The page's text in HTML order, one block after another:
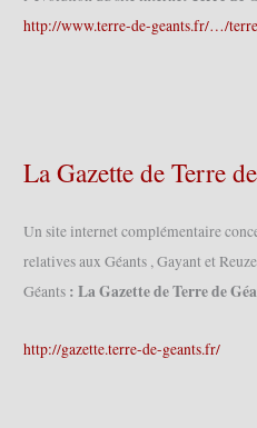
http://www.terre-de-geants.fr/…/
La Gazette de Terre
Un site internet complémentaire
relatives aux Géants , Gayant et
Géants : La Gazette de Terre de
http://gazette.terre-de-geants.fr/